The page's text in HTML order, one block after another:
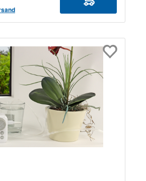
Bewertung von 5 von 5 Sternen